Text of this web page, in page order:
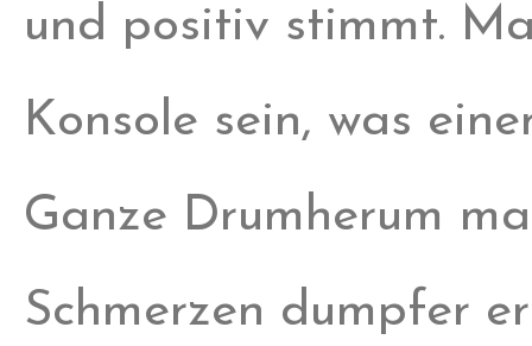
und positiv stimmt.
Konsole sein, was
Ganze Drumherum
Schmerzen dumpfer